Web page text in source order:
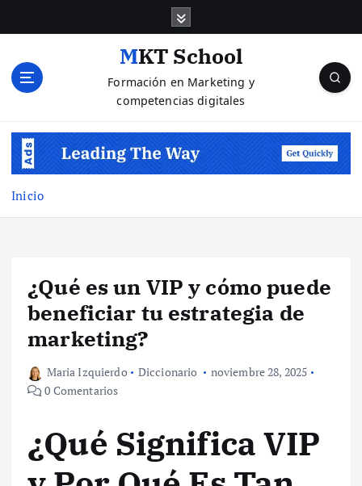
MKT School
Formación en Marketing y
competencias digitales
Inicio
¿Qué es un VIP y cómo puede
beneficiar tu estrategia de
marketing?
Maria Izquierdo Diccionario
noviembre 28, 2025
0 Comentarios
¿Qué Significa VIP